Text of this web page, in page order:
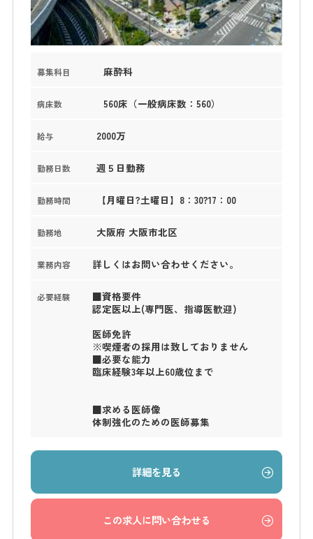
募集科目 麻酔科
病床数 560床（一般病床数：560）
給与 2000万
勤務日数 週５日勤務
勤務時間 【月曜日?土曜日】8：30?17：00
勤務地 大阪府 大阪市北区
業務内容 詳しくはお問い合わせください。
必要経験
■資格要件
認定医以上(専門医、指導医歓迎)
医師免許
※喫煙者の採用は致しておりません
■必要な能力
臨床経験3年以上60歳位まで
■求める医師像
体制強化のための医師募集
詳細を見る
この求人に問い合わせる